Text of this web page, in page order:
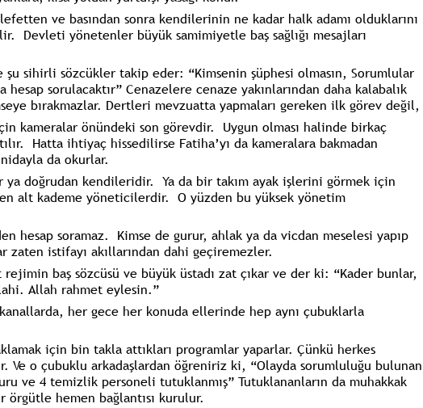
ve basından sonra kendilerinin ne kadar halk adamı olduklarını
Devleti yönetenler büyük samimiyetle baş sağlığı mesajları
şu sihirli sözcükler takip eder: “Kimsenin şüphesi olmasın, Sorumlular
hesap sorulacaktır” Cenazelere cenaze yakınlarından daha kalabalık
bırakmazlar. Dertleri mevzuatta yapmaları gereken ilk görev değil,
kameralar önündeki son görevdir. Uygun olması halinde birkaç
Hatta ihtiyaç hissedilirse Fatiha’yı da kameralara bakmadan
da okurlar.
ya doğrudan kendileridir. Ya da bir takım ayak işlerini görmek için
alt kademe yöneticilerdir. O yüzden bu yüksek yönetim
hesap soramaz. Kimse de gurur, ahlak ya da vicdan meselesi yapıp
zaten istifayı akıllarından dahi geçiremezler.
rejimin baş sözcüsü ve büyük üstadı zat çıkar ve der ki: “Kader bunlar,
Allah rahmet eylesin.”
her gece her konuda ellerinde hep aynı çubuklarla
için bin takla attıkları programlar yaparlar. Çünkü herkes
Ve o çubuklu arkadaşlardan öğreniriz ki, “Olayda sorumluluğu bulunan
ve 4 temizlik personeli tutuklanmış” Tutuklananların da muhakkak
örgütle hemen bağlantısı kurulur.